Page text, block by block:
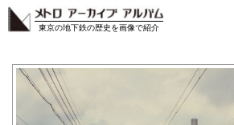
東京の地下鉄の歴史を画像で紹介